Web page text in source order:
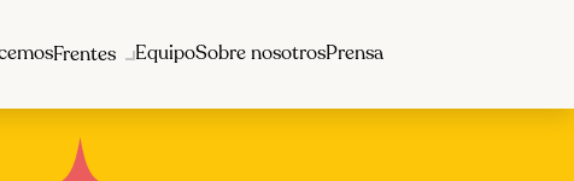
Frentes EquipoSobre nosotrosPrensa